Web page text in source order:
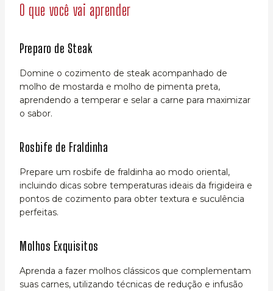
O que você vai aprender
Preparo de Steak
Domine o cozimento de steak acompanhado de
molho de mostarda e molho de pimenta preta,
aprendendo a temperar e selar a carne para maximizar
o sabor.
Rosbife de Fraldinha
Prepare um rosbife de fraldinha ao modo oriental,
incluindo dicas sobre temperaturas ideais da frigideira e
pontos de cozimento para obter textura e suculência
perfeitas.
Molhos Exquisitos
Aprenda a fazer molhos clássicos que complementam
suas carnes, utilizando técnicas de redução e infusão